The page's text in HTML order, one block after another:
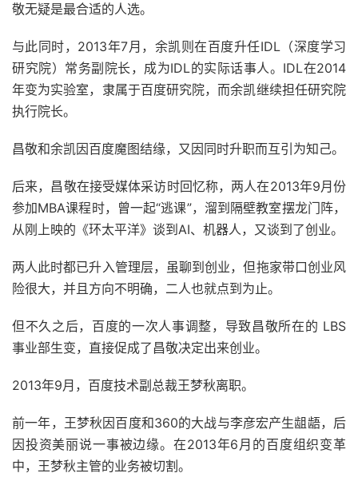
敬无疑是最合适的人选。
与此同时，2013年7月，余凯则在百度升任IDL（深度学习
研究院）常务副院长，成为IDL的实际话事人。IDL在2014
年变为实验室，隶属于百度研究院，而余凯继续担任研究院
执行院长。
昌敬和余凯因百度魔图结缘，又因同时升职而互引为知己。
后来，昌敬在接受媒体采访时回忆称，两人在2013年9月份
参加MBA课程时，曾一起“逃课”，溜到隔壁教室摆龙门阵，
从刚上映的《环太平洋》谈到AI、机器人，又谈到了创业。
两人此时都已升入管理层，虽聊到创业，但拖家带口创业风
险很大，并且方向不明确，二人也就点到为止。
但不久之后，百度的一次人事调整，导致昌敬所在的 LBS
事业部生变，直接促成了昌敬决定出来创业。
2013年9月，百度技术副总裁王梦秋离职。
前一年，王梦秋因百度和360的大战与李彦宏产生龃龉，后
因投资美丽说一事被边缘。在2013年6月的百度组织变革
中，王梦秋主管的业务被切割。